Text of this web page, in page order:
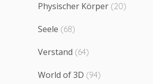
Physischer Körper (20)
Seele (68)
Verstand (64)
World of 3D (94)